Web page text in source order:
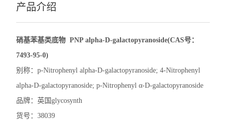
产品介绍
硝基苯基类底物 PNP alpha-D-galactopyranoside(CAS号：
7493-95-0)
别称：p-Nitrophenyl alpha-D-galactopyranoside; 4-Nitrophenyl
alpha-D-galactopyranoside; p-Nitrophenyl α-D-galactopyranoside
品牌：英国glycosynth
货号：38039